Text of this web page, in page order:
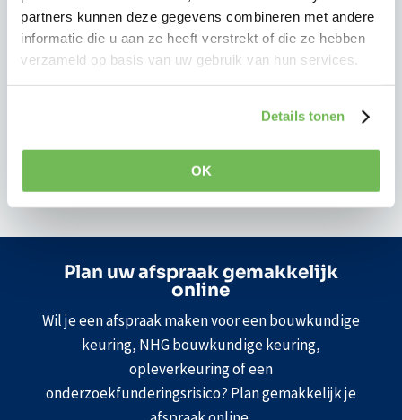
partners kunnen deze gegevens combineren met andere
informatie die u aan ze heeft verstrekt of die ze hebben
verzameld op basis van uw gebruik van hun services.
Details tonen
OK
Een bouwkundige keuring brengt deze risico’s
tijdig in kaart voordat u definitief beslist, zodat u
precies weet waar u aan toe bent.
Plan uw afspraak gemakkelijk
online
Wil je een afspraak maken voor een bouwkundige
keuring, NHG bouwkundige keuring,
opleverkeuring of een
onderzoekfunderingsrisico? Plan gemakkelijk je